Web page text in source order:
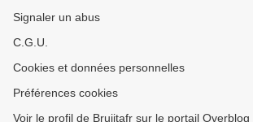
Signaler un abus
C.G.U.
Cookies et données personnelles
Préférences cookies
Voir le profil de Brujitafr sur le portail Overblog